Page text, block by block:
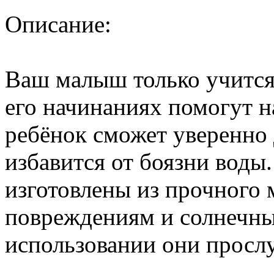
Описание:
Ваш малыш только
его начинаниях помогут
ребёнок сможет
избавится от боязни
изготовлены из
повреждениям и
использовании они